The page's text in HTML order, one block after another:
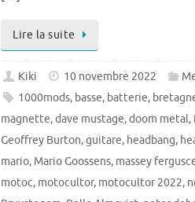
Lire la suite
Kiki 10 novembre 2022
1000mods, basse, batterie,
magnette,dave mustage,doom metal,
Geoffrey Burton,guitare, headbang,
mario, Mario Goossens, massey
motoc, motocultor, motocultor 2022,